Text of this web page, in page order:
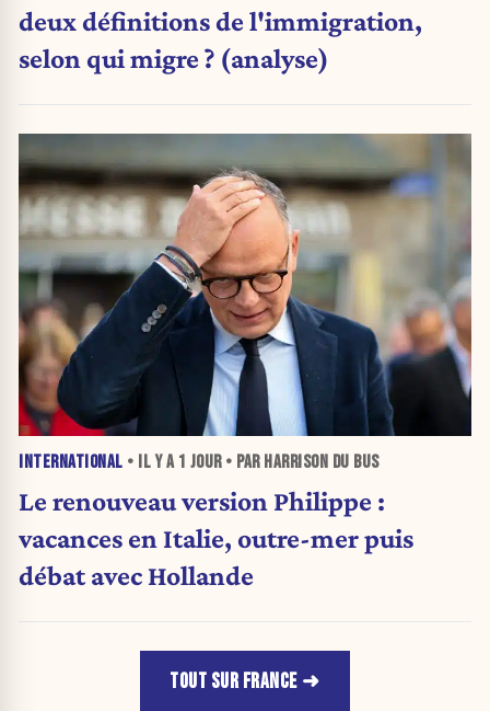
deux définitions de l'immigration,
selon qui migre ? (analyse)
INTERNATIONAL • IL Y A 1 JOUR• PAR HARRISON DU BUS
Le renouveau version Philippe :
vacances en Italie, outre-mer puis
débat avec Hollande
TOUT SUR FRANCE